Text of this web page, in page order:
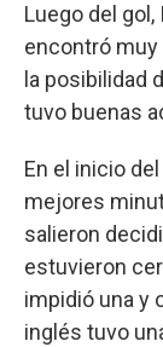
Luego del
encontró
la posibilidad
tuvo buenas
En el inicio
mejores
salieron
estuvieron
impidió una y
inglés tuvo